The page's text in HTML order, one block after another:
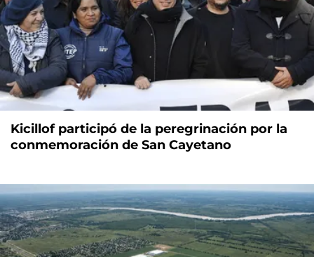
Kicillof participó de la peregrinación por la
conmemoración de San Cayetano